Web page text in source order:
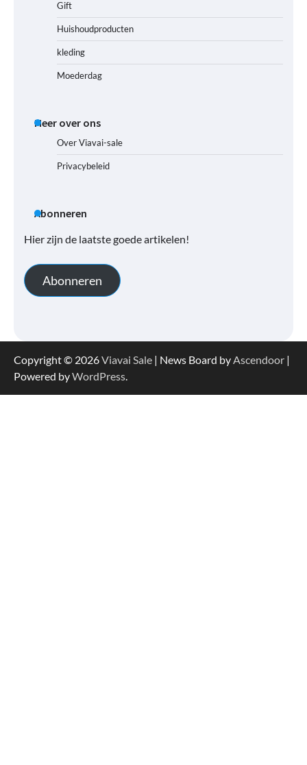
Gift
Huishoudproducten
kleding
Moederdag
Meer over ons
Over Viavai-sale
Privacybeleid
Abonneren
Hier zijn de laatste goede artikelen!
Abonneren
Copyright © 2026Viavai Sale | News Board byAscendoor |
Powered byWordPress.